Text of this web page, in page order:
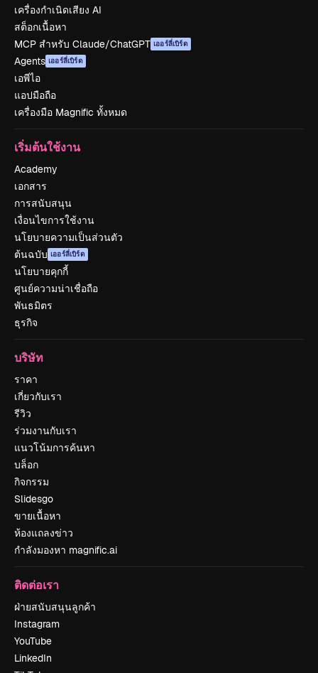
เครื่องกำเนิดเสียง AI
สต็อกเนื้อหา
MCP สำหรับ Claude/ChatGPT เออร์ลี่เบิร์ด
Agents เออร์ลี่เบิร์ด
เอพีไอ
แอปมือถือ
เครื่องมือ Magnific ทั้งหมด
เริ่มต้นใช้งาน
Academy
เอกสาร
การสนับสนุน
เงื่อนไขการใช้งาน
นโยบายความเป็นส่วนตัว
ต้นฉบับ เออร์ลี่เบิร์ด
นโยบายคุกกี้
ศูนย์ความน่าเชื่อถือ
พันธมิตร
ธุรกิจ
บริษัท
ราคา
เกี่ยวกับเรา
รีวิว
ร่วมงานกับเรา
แนวโน้มการค้นหา
บล็อก
กิจกรรม
Slidesgo
ขายเนื้อหา
ห้องแถลงข่าว
กำลังมองหา magnific.ai
ติดต่อเรา
ฝ่ายสนับสนุนลูกค้า
Instagram
YouTube
LinkedIn